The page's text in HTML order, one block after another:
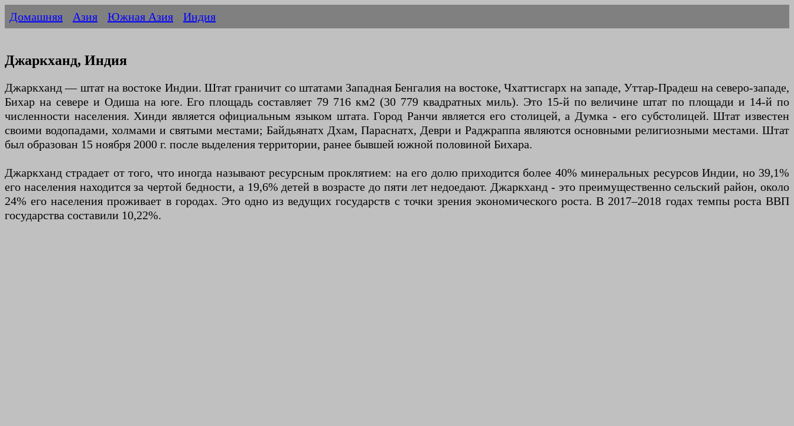
Домашняя Азия Южная Азия Индия
Джаркханд, Индия
Джаркханд — штат на востоке Индии. Штат граничит со штатами Западная Бенгалия на востоке, Чхаттисгарх на западе, Уттар-Прадеш на северо-западе,
Бихар на севере и Одиша на юге. Его площадь составляет 79 716 км2 (30 779 квадратных миль). Это 15-й по величине штат по площади и 14-й по
численности населения. Хинди является официальным языком штата. Город Ранчи является его столицей, а Думка - его субстолицей. Штат известен
своими водопадами, холмами и святыми местами; Байдьянатх Дхам, Параснатх, Деври и Раджраппа являются основными религиозными местами. Штат
был образован 15 ноября 2000 г. после выделения территории, ранее бывшей южной половиной Бихара.
Джаркханд страдает от того, что иногда называют ресурсным проклятием: на его долю приходится более 40% минеральных ресурсов Индии, но 39,1%
его населения находится за чертой бедности, а 19,6% детей в возрасте до пяти лет недоедают. Джаркханд - это преимущественно сельский район, около
24% его населения проживает в городах. Это одно из ведущих государств с точки зрения экономического роста. В 2017–2018 годах темпы роста ВВП
государства составили 10,22%.